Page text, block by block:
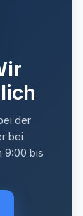
der
bei
9:00 bis